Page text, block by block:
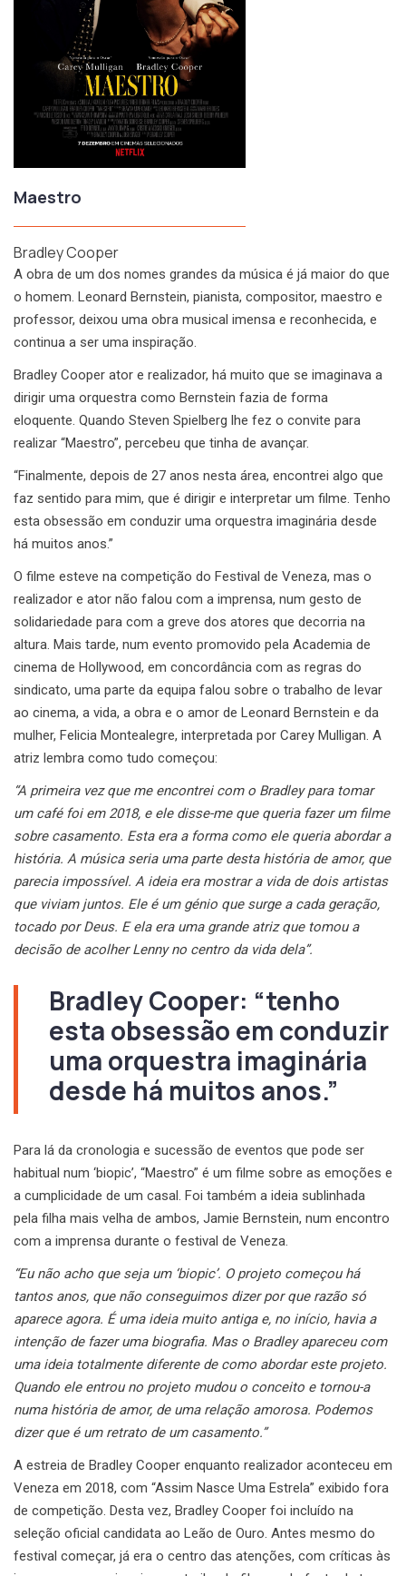
Maestro
Bradley Cooper
A obra de um dos nomes grandes da música é já maior do que
o homem. Leonard Bernstein, pianista, compositor, maestro e
professor, deixou uma obra musical imensa e reconhecida, e
continua a ser uma inspiração.
Bradley Cooper ator e realizador, há muito que se imaginava a
dirigir uma orquestra como Bernstein fazia de forma
eloquente. Quando Steven Spielberg lhe fez o convite para
realizar “Maestro”, percebeu que tinha de avançar.
“Finalmente, depois de 27 anos nesta área, encontrei algo que
faz sentido para mim, que é dirigir e interpretar um filme. Tenho
esta obsessão em conduzir uma orquestra imaginária desde
há muitos anos.”
O filme esteve na competição do Festival de Veneza, mas o
realizador e ator não falou com a imprensa, num gesto de
solidariedade para com a greve dos atores que decorria na
altura. Mais tarde, num evento promovido pela Academia de
cinema de Hollywood, em concordância com as regras do
sindicato, uma parte da equipa falou sobre o trabalho de levar
ao cinema, a vida, a obra e o amor de Leonard Bernstein e da
mulher, Felicia Montealegre, interpretada por Carey Mulligan. A
atriz lembra como tudo começou:
“A primeira vez que me encontrei com o Bradley para tomar
um café foi em 2018, e ele disse-me que queria fazer um filme
sobre casamento. Esta era a forma como ele queria abordar a
história. A música seria uma parte desta história de amor, que
parecia impossível. A ideia era mostrar a vida de dois artistas
que viviam juntos. Ele é um génio que surge a cada geração,
tocado por Deus. E ela era uma grande atriz que tomou a
decisão de acolher Lenny no centro da vida dela”.
Bradley Cooper: “tenho
esta obsessão em conduzir
uma orquestra imaginária
desde há muitos anos.”
Para lá da cronologia e sucessão de eventos que pode ser
habitual num ‘biopic’, “Maestro” é um filme sobre as emoções e
a cumplicidade de um casal. Foi também a ideia sublinhada
pela filha mais velha de ambos, Jamie Bernstein, num encontro
com a imprensa durante o festival de Veneza.
“Eu não acho que seja um ‘biopic’. O projeto começou há
tantos anos, que não conseguimos dizer por que razão só
aparece agora. É uma ideia muito antiga e, no início, havia a
intenção de fazer uma biografia. Mas o Bradley apareceu com
uma ideia totalmente diferente de como abordar este projeto.
Quando ele entrou no projeto mudou o conceito e tornou-a
numa história de amor, de uma relação amorosa. Podemos
dizer que é um retrato de um casamento.”
A estreia de Bradley Cooper enquanto realizador aconteceu em
Veneza em 2018, com “Assim Nasce Uma Estrela” exibido fora
de competição. Desta vez, Bradley Cooper foi incluído na
seleção oficial candidata ao Leão de Ouro. Antes mesmo do
festival começar, já era o centro das atenções, com críticas às